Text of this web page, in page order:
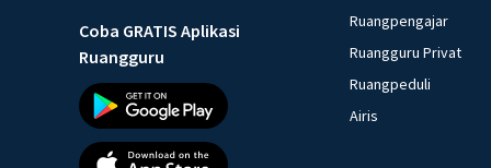
Coba GRATIS Aplikasi
Ruangguru
Ruangpengajar
Ruangguru Privat
Ruangpeduli
Airis